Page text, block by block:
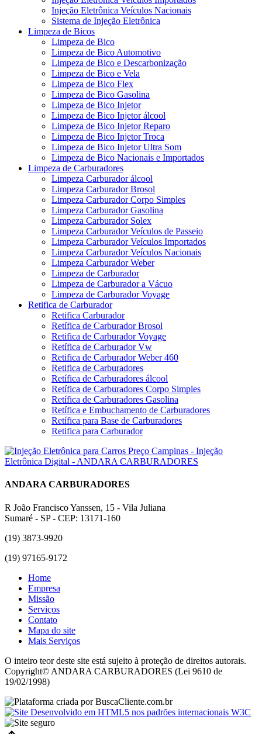
Injeção Eletrônica Veículos Nacionais
Sistema de Injeção Eletrônica
Limpeza de Bicos
Limpeza de Bico
Limpeza de Bico Automotivo
Limpeza de Bico e Descarbonização
Limpeza de Bico e Vela
Limpeza de Bico Flex
Limpeza de Bico Gasolina
Limpeza de Bico Injetor
Limpeza de Bico Injetor álcool
Limpeza de Bico Injetor Reparo
Limpeza de Bico Injetor Troca
Limpeza de Bico Injetor Ultra Som
Limpeza de Bico Nacionais e Importados
Limpeza de Carburadores
Limpeza Carburador álcool
Limpeza Carburador Brosol
Limpeza Carburador Corpo Simples
Limpeza Carburador Gasolina
Limpeza Carburador Solex
Limpeza Carburador Veículos de Passeio
Limpeza Carburador Veículos Importados
Limpeza Carburador Veículos Nacionais
Limpeza Carburador Weber
Limpeza de Carburador
Limpeza de Carburador a Vácuo
Limpeza de Carburador Voyage
Retifica de Carburador
Retifica Carburador
Retífica de Carburador Brosol
Retifica de Carburador Voyage
Retífica de Carburador Vw
Retifica de Carburador Weber 460
Retifica de Carburadores
Retífica de Carburadores álcool
Retífica de Carburadores Corpo Simples
Retífica de Carburadores Gasolina
Retífica e Embuchamento de Carburadores
Retífica para Base de Carburadores
Retifica para Carburador
ANDARA CARBURADORES
R João Francisco Yanssen, 15 - Vila Juliana
Sumaré - SP - CEP: 13171-160
(19) 3873-9920
(19) 97165-9172
Home
Empresa
Missão
Serviços
Contato
Mapa do site
Mais Serviços
O inteiro teor deste site está sujeito à proteção de direitos autorais.
Copyright© ANDARA CARBURADORES (Lei 9610 de
19/02/1998)